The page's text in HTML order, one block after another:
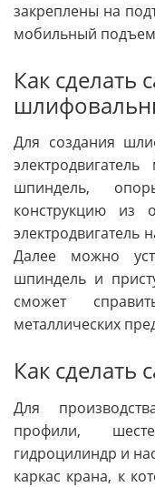
закреплены на
мобильный
Как сделать
Для создания
шпиндель,
конструкцию из
электродвигатель
Далее можно
шпиндель и
сможет
металлических
Как сделать
Для
профили,
гидроцилиндр и
каркас крана, к